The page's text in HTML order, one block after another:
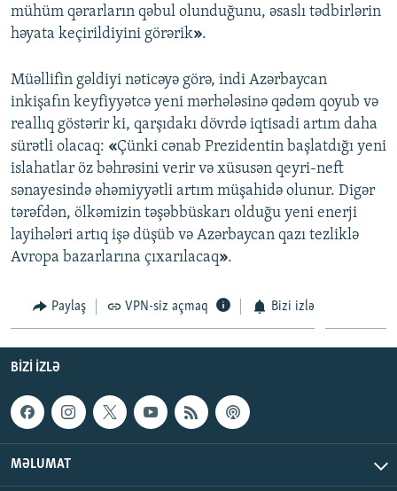
mühüm qərarların qəbul olunduğunu, əsaslı tədbirlərin
həyata keçirildiyini görərik».
Müəllifin gəldiyi nəticəyə görə, indi Azərbaycan
inkişafın keyfiyyətcə yeni mərhələsinə qədəm qoyub və
reallıq göstərir ki, qarşıdakı dövrdə iqtisadi artım daha
sürətli olacaq: «Çünki cənab Prezidentin başlatdığı yeni
islahatlar öz bəhrəsini verir və xüsusən qeyri-neft
sənayesində əhəmiyyətli artım müşahidə olunur. Digər
tərəfdən, ölkəmizin təşəbbüskarı olduğu yeni enerji
layihələri artıq işə düşüb və Azərbaycan qazı tezliklə
Avropa bazarlarına çıxarılacaq».
Paylaş VPN-siz açmaq Bizi izlə
BIZI IZLƏ
MƏLUMAT